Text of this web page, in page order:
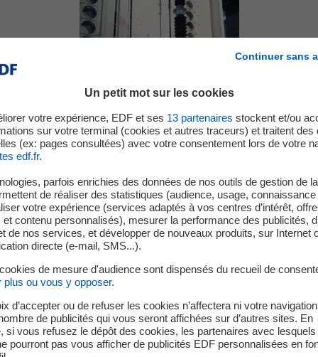
salle permet de qualifier, de manière accélérée et
sévères, des appareillages équipant les postes et les
extérieures, tels q​​​​​​​ue les parafoudres, les
des matériels soumis à des cycles contrôlés combinant
électriquement jusqu’à 170 kV. Les essais qui y
temps et de la durée de vie des équipements au regard des
- 1.000, 2.000 voire 5.000 h - qui peuvent être réalisés
des exigences particulières des clients.
Continuer sans
Un petit mot sur les cookies
votre expérience, EDF et ses 13 partenaires stockent et/ou
sur votre terminal (cookies et autres traceurs) et traitent des
(ex: pages consultées) avec votre consentement lors de votre
edf.fr.
parfois enrichies des données de nos outils de gestion de
de réaliser des statistiques (audience, usage,
votre expérience (services adaptés à vos centres d’intérêt,
et contenu personnalisés), mesurer la performance des publicités,
de nos services, et développer de nouveaux produits, sur Internet
directe (e-mail, SMS...).
de mesure d'audience sont dispensés du recueil de
plus ou vous y opposer.
d’accepter ou de refuser les cookies n’affectera ni votre
de publicités qui vous seront affichées sur d’autres sites. En
si vous refusez le dépôt des cookies, les partenaires avec
pourront pas vous afficher de publicités EDF personnalisées en